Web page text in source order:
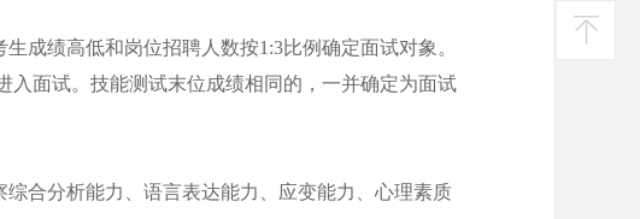
成绩高低和岗位招聘人数按1:3比例确定面试对象。
入面试。技能测试末位成绩相同的，一并确定为面试
合分析能力、语言表达能力、应变能力、心理素质
建议